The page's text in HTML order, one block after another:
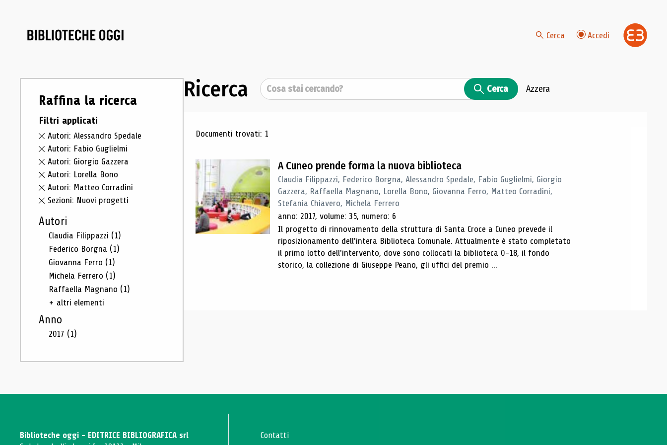
Cerca Accedi
Raffina la ricerca
Filtri applicati
Autori: Alessandro Spedale
Autori: Fabio Guglielmi
Autori: Giorgio Gazzera
Autori: Lorella Bono
Autori: Matteo Corradini
Sezioni: Nuovi progetti
Autori
Claudia Filippazzi (1)
Federico Borgna (1)
Giovanna Ferro (1)
Michela Ferrero (1)
Raffaella Magnano (1)
+ altri elementi
Anno
2017 (1)
Ricerca Cerca Cerca Azzera
Risultati di ricerca
Documenti trovati: 1
A Cuneo prende forma la nuova biblioteca
Claudia Filippazzi, Federico Borgna, Alessandro Spedale, Fabio Guglielmi, Giorgio
Gazzera, Raffaella Magnano, Lorella Bono, Giovanna Ferro, Matteo Corradini,
Stefania Chiavero, Michela Ferrero
anno: 2017, volume: 35, numero: 6
Il progetto di rinnovamento della struttura di Santa Croce a Cuneo prevede il
riposizionamento dell'intera Biblioteca Comunale. Attualmente è stato completato
il primo lotto dell'intervento, dove sono collocati la biblioteca 0-18, il fondo
storico, la collezione di Giuseppe Peano, gli uffici del premio ...
Biblioteche oggi - EDITRICE BIBLIOGRAFICA srl
Contatti